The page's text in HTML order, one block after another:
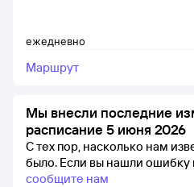
ежедневно
Маршрут
Мы внесли последние
расписание 5 июня 2026
С тех пор, насколько нам
было. Если вы нашли ошибку
сообщите нам